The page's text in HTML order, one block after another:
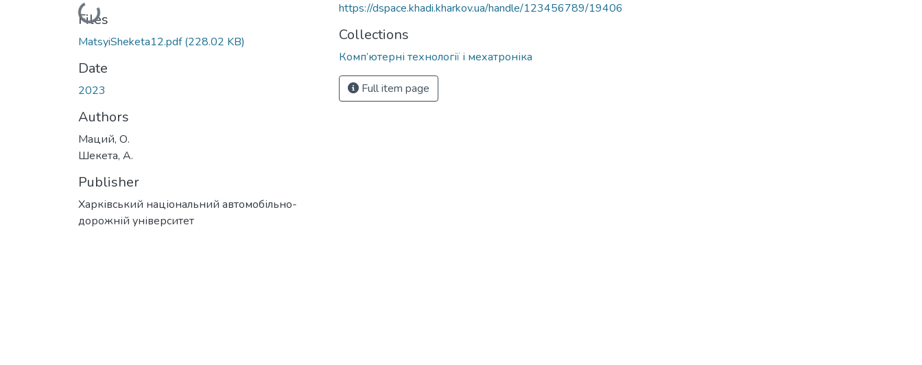
Loading...
Files
MatsyiSheketa12.pdf(228.02 KB)
Date
2023
Authors
Маций, О.
Шекета, А.
Publisher
Харківський національний автомобільно-
дорожній університет
https://dspace.khadi.kharkov.ua/handle/123456789/19406
Collections
Комп’ютерні технології і мехатроніка
Full item page